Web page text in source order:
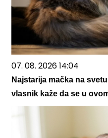
07. 08. 2026 14:04
Najstarija mačka na
vlasnik kaže da se u